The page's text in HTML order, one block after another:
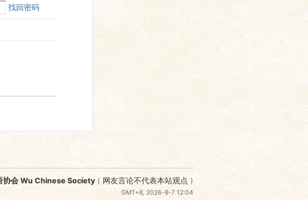
找回密码
协会 Wu Chinese Society ( 网友言论不代表本站观点 )
GMT+8, 2026-8-7 12:04